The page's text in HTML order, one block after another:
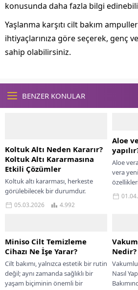
konusunda daha fazla bilgi
Yaşlanma karşıtı cilt bakım
ihtiyaçlarınıza göre seçerek, genç
sahip olabilirsiniz.
BENZER KONULAR
Koltuk Altı Neden Kararır?
Koltuk Altı Kararmasına
Etkili Çözümler
Koltuk altı kararması, herkeste
görülebilecek bir durumdur.
Vücudumuzda meydana gelen bu
kararma sadece koltuk altında
05.03.2026 4.992
Aloe
Aloe
vera
binlerce
Miniso Cilt Temizleme
Cihazı Ne İşe Yarar?
Cilt bakımı, yalnızca estetik bir rutin
değil; aynı zamanda sağlıklı bir
yaşam biçiminin önemli bir
Nedir?
Nasıl